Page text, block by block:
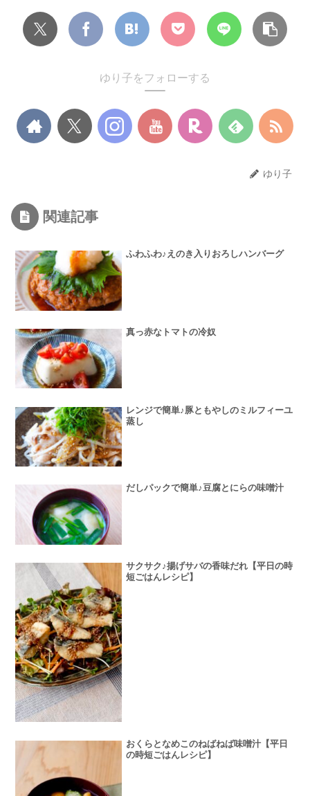
ゆり子をフォローする
ゆり子
関連記事
ふわふわ♪えのき入りおろしハンバーグ
真っ赤なトマトの冷奴
レンジで簡単♪豚ともやしのミルフィーユ
蒸し
だしパックで簡単♪豆腐とにらの味噌汁
サクサク♪揚げサバの香味だれ【平日の時
短ごはんレシピ】
おくらとなめこのねばねば味噌汁【平日
の時短ごはんレシピ】